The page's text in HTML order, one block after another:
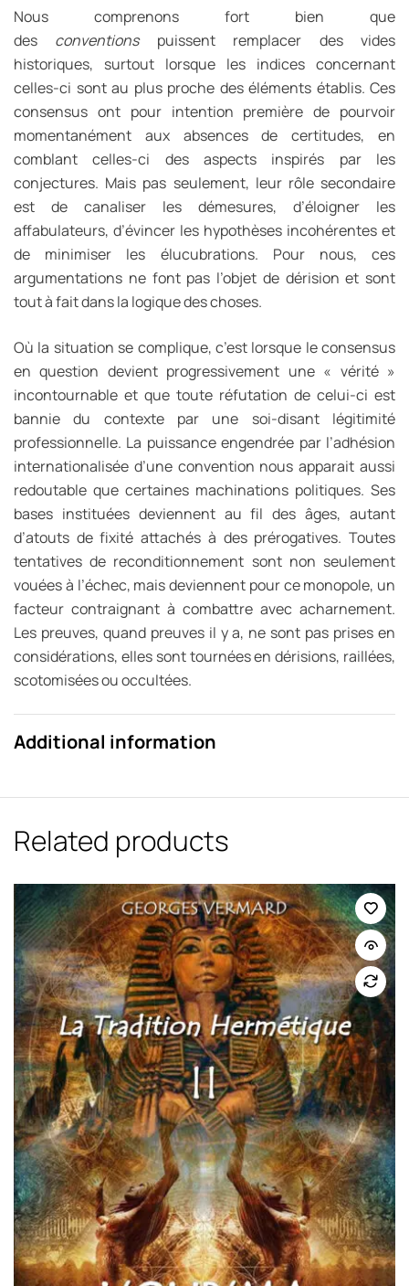
Nous comprenons fort bien que
des conventions puissent remplacer des vides
historiques, surtout lorsque les indices concernant
celles-ci sont au plus proche des éléments établis. Ces
consensus ont pour intention première de pourvoir
momentanément aux absences de certitudes, en
comblant celles-ci des aspects inspirés par les
conjectures. Mais pas seulement, leur rôle secondaire
est de canaliser les démesures, d’éloigner les
affabulateurs, d’évincer les hypothèses incohérentes et
de minimiser les élucubrations. Pour nous, ces
argumentations ne font pas l’objet de dérision et sont
tout à fait dans la logique des choses.
Où la situation se complique, c’est lorsque le consensus
en question devient progressivement une « vérité »
incontournable et que toute réfutation de celui-ci est
bannie du contexte par une soi-disant légitimité
professionnelle. La puissance engendrée par l’adhésion
internationalisée d’une convention nous apparait aussi
redoutable que certaines machinations politiques. Ses
bases instituées deviennent au fil des âges, autant
d’atouts de fixité attachés à des prérogatives. Toutes
tentatives de reconditionnement sont non seulement
vouées à l’échec, mais deviennent pour ce monopole, un
facteur contraignant à combattre avec acharnement.
Les preuves, quand preuves il y a, ne sont pas prises en
considérations, elles sont tournées en dérisions, raillées,
scotomisées ou occultées.
Additional information
Related products